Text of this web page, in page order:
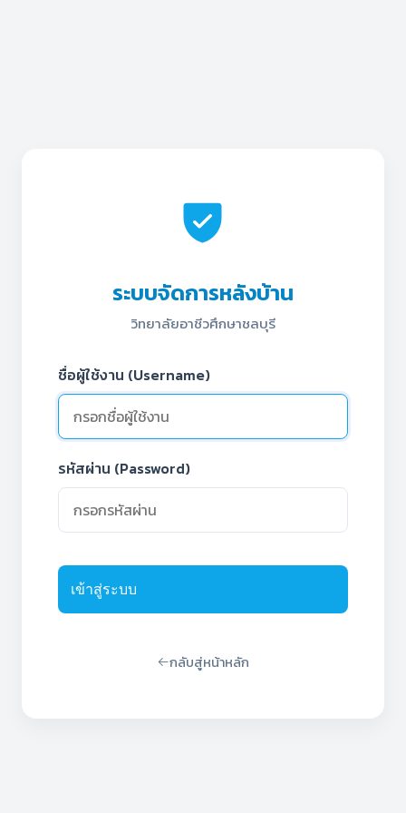
ระบบจัดการหลังบ้าน
วิทยาลัยอาชีวศึกษาชลบุรี
ชื่อผู้ใช้งาน (Username)
รหัสผ่าน (Password)
เข้าสู่ระบบ
กลับสู่หน้าหลัก